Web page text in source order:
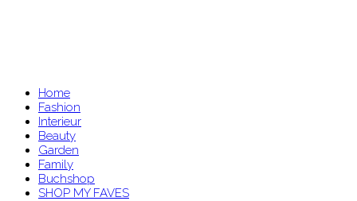
Home
Fashion
Interieur
Beauty
Garden
Family
Buchshop
SHOP MY FAVES